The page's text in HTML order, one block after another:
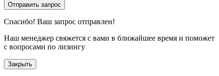
Отправить запрос
Спасибо! Ваш запрос отправлен!
Наш менеджер свяжется с вами в ближайшее время и поможет
с вопросами по лизингу
Закрыть